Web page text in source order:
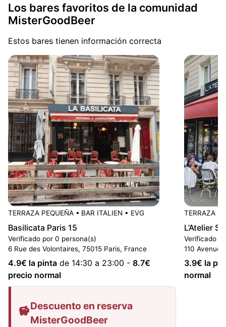
Los bares favoritos de la comunidad
MisterGoodBeer
Estos bares tienen información correcta
TERRAZA PEQUEÑA • BAR ITALIEN • EVG
Basilicata Paris 15
Verificado por 0 persona(s)
6 Rue des Volontaires, 75015 Paris, France
4.9€ la pinta de 14:30 a 23:00 - 8.7€
precio normal
Descuento en reserva
MisterGoodBeer
TERRAZA
L’Atelier
Verificado
110 Avenue
3.9€ la
normal